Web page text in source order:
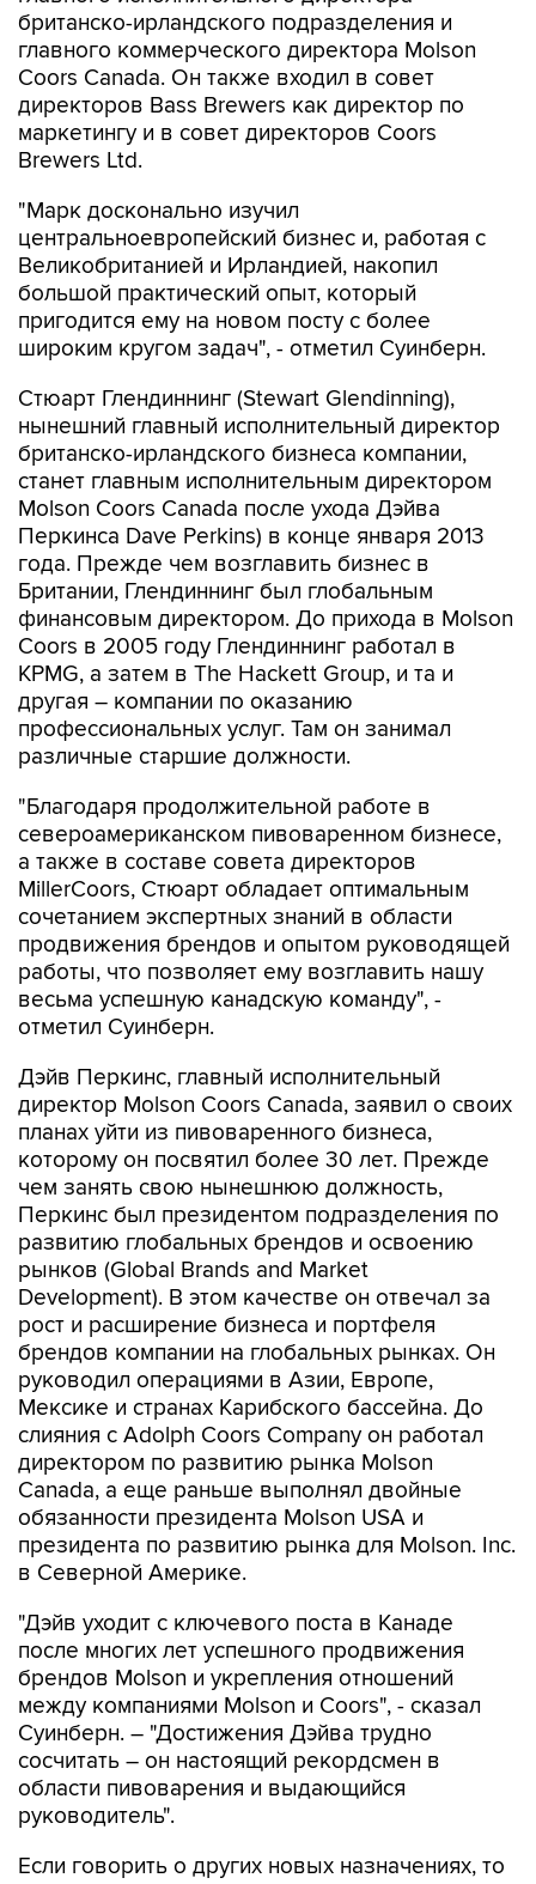
британско-ирландского подразделения и
главного коммерческого директора Molson
Coors Canada. Он также входил в совет
директоров Bass Brewers как директор по
маркетингу и в совет директоров Coors
Brewers Ltd.
"Марк досконально изучил
центральноевропейский бизнес и, работая с
Великобританией и Ирландией, накопил
большой практический опыт, который
пригодится ему на новом посту с более
широким кругом задач", - отметил Суинберн.
Стюарт Глендиннинг (Stewart Glendinning),
нынешний главный исполнительный директор
британско-ирландского бизнеса компании,
станет главным исполнительным директором
Molson Coors Canada после ухода Дэйва
Перкинса Dave Perkins) в конце января 2013
года. Прежде чем возглавить бизнес в
Британии, Глендиннинг был глобальным
финансовым директором. До прихода в Molson
Coors в 2005 году Глендиннинг работал в
KPMG, а затем в The Hackett Group, и та и
другая – компании по оказанию
профессиональных услуг. Там он занимал
различные старшие должности.
"Благодаря продолжительной работе в
североамериканском пивоваренном бизнесе,
а также в составе совета директоров
MillerCoors, Стюарт обладает оптимальным
сочетанием экспертных знаний в области
продвижения брендов и опытом руководящей
работы, что позволяет ему возглавить нашу
весьма успешную канадскую команду", -
отметил Суинберн.
Дэйв Перкинс, главный исполнительный
директор Molson Coors Canada, заявил о своих
планах уйти из пивоваренного бизнеса,
которому он посвятил более 30 лет. Прежде
чем занять свою нынешнюю должность,
Перкинс был президентом подразделения по
развитию глобальных брендов и освоению
рынков (Global Brands and Market
Development). В этом качестве он отвечал за
рост и расширение бизнеса и портфеля
брендов компании на глобальных рынках. Он
руководил операциями в Азии, Европе,
Мексике и странах Карибского бассейна. До
слияния с Adolph Coors Company он работал
директором по развитию рынка Molson
Canada, а еще раньше выполнял двойные
обязанности президента Molson USA и
президента по развитию рынка для Molson. Inc.
в Северной Америке.
"Дэйв уходит с ключевого поста в Канаде
после многих лет успешного продвижения
брендов Molson и укрепления отношений
между компаниями Molson и Coors", - сказал
Суинберн. – "Достижения Дэйва трудно
сосчитать – он настоящий рекордсмен в
области пивоварения и выдающийся
руководитель".
Если говорить о других новых назначениях, то